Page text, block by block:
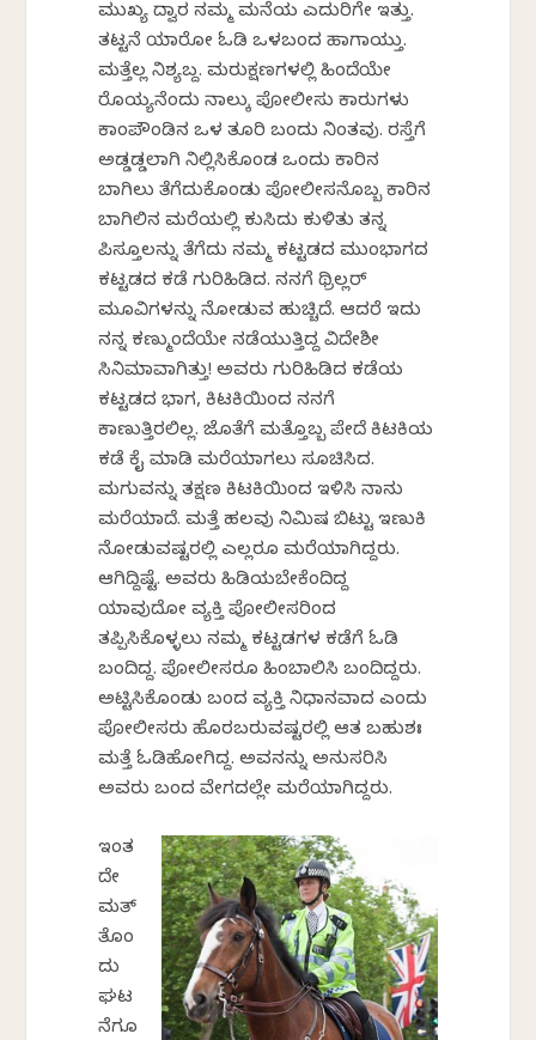
ಮುಖ್ಯ ದ್ವಾರ ನಮ್ಮ ಮನೆಯ ಎದುರಿಗೇ ಇತ್ತು.
ತಟ್ಟನೆ ಯಾರೋ ಓಡಿ ಒಳಬಂದ ಹಾಗಾಯ್ತು.
ಮತ್ತೆಲ್ಲ ನಿಶ್ಯಬ್ದ. ಮರುಕ್ಷಣಗಳಲ್ಲಿ ಹಿಂದೆಯೇ
ರೊಯ್ಯನೆಂದು ನಾಲ್ಕು ಪೋಲೀಸು ಕಾರುಗಳು
ಕಾಂಪೌಂಡಿನ ಒಳ ತೂರಿ ಬಂದು ನಿಂತವು. ರಸ್ತೆಗೆ
ಅಡ್ಡಡ್ಡಲಾಗಿ ನಿಲ್ಲಿಸಿಕೊಂಡ ಒಂದು ಕಾರಿನ
ಬಾಗಿಲು ತೆಗೆದುಕೊಂಡು ಪೋಲೀಸನೊಬ್ಬ ಕಾರಿನ
ಬಾಗಿಲಿನ ಮರೆಯಲ್ಲಿ ಕುಸಿದು ಕುಳಿತು ತನ್ನ
ಪಿಸ್ತೂಲನ್ನು ತೆಗೆದು ನಮ್ಮ ಕಟ್ಟಡದ ಮುಂಭಾಗದ
ಕಟ್ಟಡದ ಕಡೆ ಗುರಿಹಿಡಿದ. ನನಗೆ ಥ್ರಿಲ್ಲರ್
ಮೂವಿಗಳನ್ನು ನೋಡುವ ಹುಚ್ಚಿದೆ. ಆದರೆ ಇದು
ನನ್ನ ಕಣ್ಮುಂದೆಯೇ ನಡೆಯುತ್ತಿದ್ದ ವಿದೇಶೀ
ಸಿನಿಮಾವಾಗಿತ್ತು! ಅವರು ಗುರಿಹಿಡಿದ ಕಡೆಯ
ಕಟ್ಟಡದ ಭಾಗ, ಕಿಟಕಿಯಿಂದ ನನಗೆ
ಕಾಣುತ್ತಿರಲಿಲ್ಲ. ಜೊತೆಗೆ ಮತ್ತೊಬ್ಬ ಪೇದೆ ಕಿಟಕಿಯ
ಕಡೆ ಕೈ ಮಾಡಿ ಮರೆಯಾಗಲು ಸೂಚಿಸಿದ.
ಮಗುವನ್ನು ತಕ್ಷಣ ಕಿಟಕಿಯಿಂದ ಇಳಿಸಿ ನಾನು
ಮರೆಯಾದೆ. ಮತ್ತೆ ಹಲವು ನಿಮಿಷ ಬಿಟ್ಟು ಇಣುಕಿ
ನೋಡುವಷ್ಟರಲ್ಲಿ ಎಲ್ಲರೂ ಮರೆಯಾಗಿದ್ದರು.
ಆಗಿದ್ದಿಷ್ಟೆ. ಅವರು ಹಿಡಿಯಬೇಕೆಂದಿದ್ದ
ಯಾವುದೋ ವ್ಯಕ್ತಿ ಪೋಲೀಸರಿಂದ
ತಪ್ಪಿಸಿಕೊಳ್ಳಲು ನಮ್ಮ ಕಟ್ಟಡಗಳ ಕಡೆಗೆ ಓಡಿ
ಬಂದಿದ್ದ. ಪೋಲೀಸರೂ ಹಿಂಬಾಲಿಸಿ ಬಂದಿದ್ದರು.
ಅಟ್ಟಿಸಿಕೊಂಡು ಬಂದ ವ್ಯಕ್ತಿ ನಿಧಾನವಾದ ಎಂದು
ಪೋಲೀಸರು ಹೊರಬರುವಷ್ಟರಲ್ಲಿ ಆತ ಬಹುಶಃ
ಮತ್ತೆ ಓಡಿಹೋಗಿದ್ದ. ಅವನನ್ನು ಅನುಸರಿಸಿ
ಅವರು ಬಂದ ವೇಗದಲ್ಲೇ ಮರೆಯಾಗಿದ್ದರು.
ಇಂತ
ದೇ
ಮತ್
ತೊಂ
ದು
ಘಟ
ನೆಗೂ